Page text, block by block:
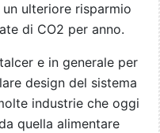
ulteriore risparmio
di CO2 per anno.
e in generale per
design del sistema
industrie che oggi
quella alimentare